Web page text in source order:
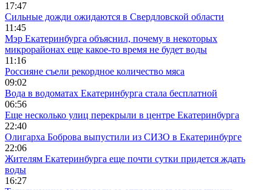
17:47
Сильные дожди ожидаются в Свердловской области
11:45
Мэр Екатеринбурга объяснил, почему в некоторых
микрорайонах еще какое-то время не будет воды
11:16
Россияне съели рекордное количество мяса
09:02
Вода в водоматах Екатеринбурга стала бесплатной
06:56
Еще несколько улиц перекрыли в центре Екатеринбурга
22:40
Олигарха Боброва выпустили из СИЗО в Екатеринбурге
22:06
Жителям Екатеринбурга еще почти сутки придется ждать
воды
16:27